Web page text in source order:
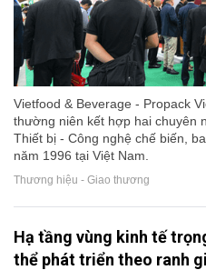
Vietfood & Beverage - Propack
thường niên kết hợp hai chuyên
Thiết bị - Công nghệ chế biến,
năm 1996 tại Việt Nam.
Thương hiệu - Giao thương
Hạ tầng vùng kinh tế
thể phát triển theo ranh